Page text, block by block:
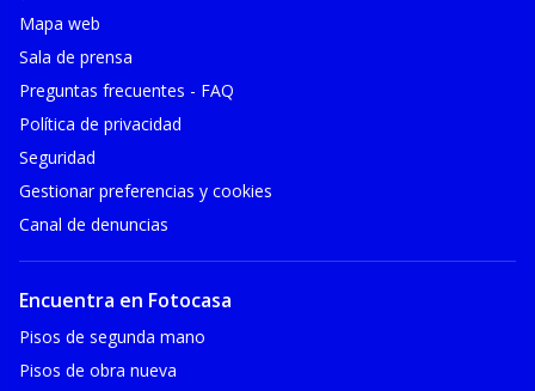
Mapa web
Sala de prensa
Preguntas frecuentes - FAQ
Política de privacidad
Seguridad
Gestionar preferencias y cookies
Canal de denuncias
Encuentra en Fotocasa
Pisos de segunda mano
Pisos de obra nueva